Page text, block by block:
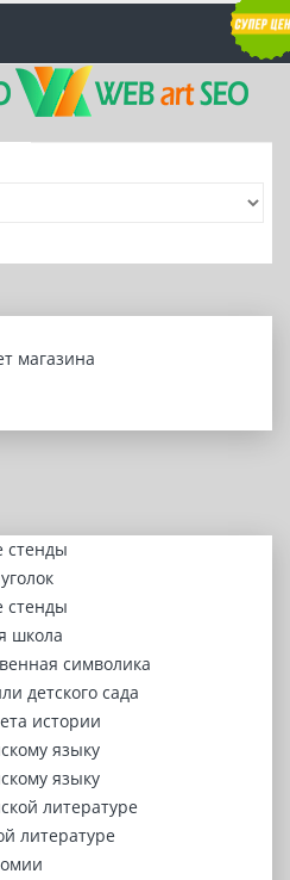
магазина
школа
символика
детского сада
истории
языку
языку
литературе
литературе